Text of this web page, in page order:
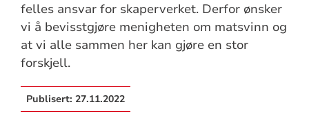
felles ansvar for skaperverket. Derfor ønsker
vi å bevisstgjøre menigheten om matsvinn og
at vi alle sammen her kan gjøre en stor
forskjell.
Publisert: 27.11.2022